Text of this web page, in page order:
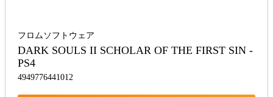
フロムソフトウェア
DARK SOULS II SCHOLAR OF THE FIRST SIN -
PS4
4949776441012